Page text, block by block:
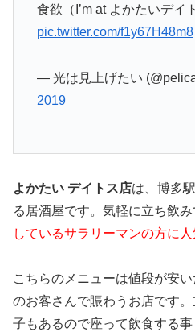
食欲（I’m at よかたいデイ
pic.twitter.com/f1y67H48m8
— 光は見上げたい
2019
よかたい デイトス店は、博多
る居酒屋です。気軽に立ち飲み
しているサラリーマンの方に人
こちらのメニューは値段が安
のお客さんで賑わうお店です
子もあるので座って飲食する